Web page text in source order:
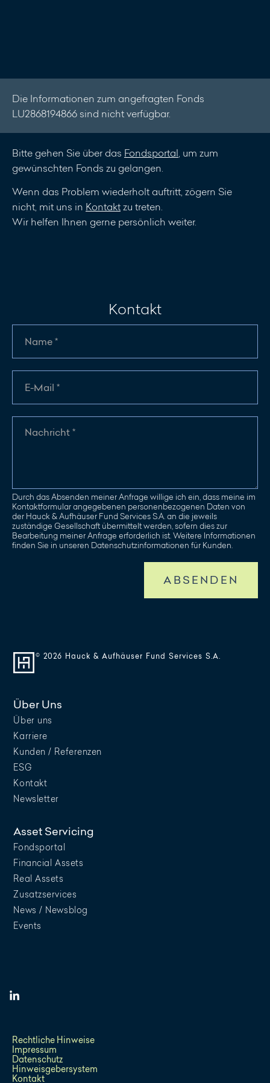
Die Informationen zum angefragten Fonds
LU2868194866 sind nicht verfügbar.
Bitte gehen Sie über das Fondsportal , um zum
gewünschten Fonds zu gelangen.
Wenn das Problem wiederholt auftritt, zögern Sie
nicht, mit uns in Kontaktzu treten.
Wir helfen Ihnen gerne persönlich weiter.
Kontakt
Durch das Absenden meiner Anfrage willige ich ein, dass meine im
Kontaktformular angegebenen personenbezogenen Daten von
der Hauck & Aufhäuser Fund Services S.A. an die jeweils
zuständige Gesellschaft übermittelt werden, sofern dies zur
Bearbeitung meiner Anfrage erforderlich ist. Weitere Informationen
finden Sie in unseren Datenschutzinformationen für Kunden.
ABSENDEN
© 2026 Hauck & Aufhäuser Fund Services S.A.
Über Uns
Über uns
Karriere
Kunden / Referenzen
ESG
Kontakt
Newsletter
Asset Servicing
Fondsportal
Financial Assets
Real Assets
Zusatzservices
News / Newsblog
Events
Rechtliche Hinweise
Impressum
Datenschutz
Hinweisgebersystem
Kontakt